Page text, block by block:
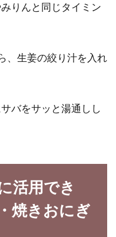
りんと同じタイミン
、生姜の絞り汁を入れ
バをサッと湯通しし
活用でき
焼きおにぎ